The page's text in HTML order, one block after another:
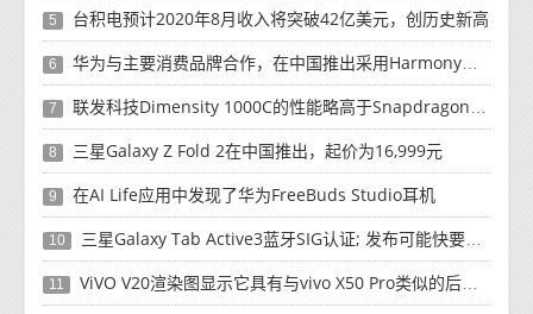
5 台积电预计2020年8月收入将突破42亿美元，创历史新高
6 华为与主要消费品牌合作，在中国推出采用HarmonyOS 2.0的智能家居产品
7 联发科技Dimensity 1000C的性能略高于Snapdragon 765G
8 三星Galaxy Z Fold 2在中国推出，起价为16,999元
9 在AI Life应用中发现了华为FreeBuds Studio耳机
10 三星Galaxy Tab Active3蓝牙SIG认证; 发布可能快要结束了
11 ViVO V20渲染图显示它具有与vivo X50 Pro类似的后部设计